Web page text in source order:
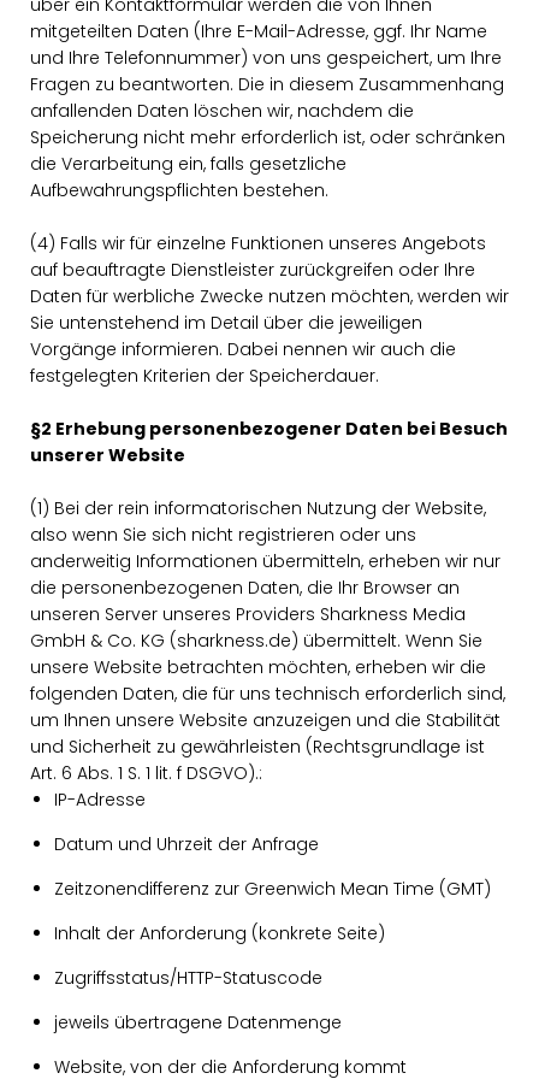
über ein Kontaktformular werden die von Ihnen
mitgeteilten Daten (Ihre E-Mail-Adresse, ggf. Ihr Name
und Ihre Telefonnummer) von uns gespeichert, um Ihre
Fragen zu beantworten. Die in diesem Zusammenhang
anfallenden Daten löschen wir, nachdem die
Speicherung nicht mehr erforderlich ist, oder schränken
die Verarbeitung ein, falls gesetzliche
Aufbewahrungspflichten bestehen.
(4) Falls wir für einzelne Funktionen unseres Angebots
auf beauftragte Dienstleister zurückgreifen oder Ihre
Daten für werbliche Zwecke nutzen möchten, werden wir
Sie untenstehend im Detail über die jeweiligen
Vorgänge informieren. Dabei nennen wir auch die
festgelegten Kriterien der Speicherdauer.
§2 Erhebung personenbezogener Daten bei Besuch
unserer Website
(1) Bei der rein informatorischen Nutzung der Website,
also wenn Sie sich nicht registrieren oder uns
anderweitig Informationen übermitteln, erheben wir nur
die personenbezogenen Daten, die Ihr Browser an
unseren Server unseres Providers Sharkness Media
GmbH & Co. KG (sharkness.de) übermittelt. Wenn Sie
unsere Website betrachten möchten, erheben wir die
folgenden Daten, die für uns technisch erforderlich sind,
um Ihnen unsere Website anzuzeigen und die Stabilität
und Sicherheit zu gewährleisten (Rechtsgrundlage ist
Art. 6 Abs. 1 S. 1 lit. f DSGVO).:
IP-Adresse
Datum und Uhrzeit der Anfrage
Zeitzonendifferenz zur Greenwich Mean Time (GMT)
Inhalt der Anforderung (konkrete Seite)
Zugriffsstatus/HTTP-Statuscode
jeweils übertragene Datenmenge
Website, von der die Anforderung kommt